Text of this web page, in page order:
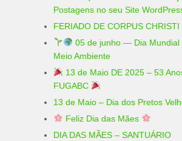
Postagens no seu Site
FERIADO DE CORPUS CHRISTI
05 de junho — Dia Mundial
Meio Ambiente
13 de Maio DE 2025 – 53
FUGABC
13 de Maio – Dia dos Pretos
Feliz Dia das Mães
DIA DAS MÃES – SANTUÁRIO